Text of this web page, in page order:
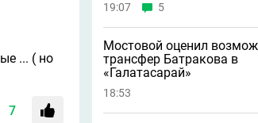
... ( но
7
19:07 5
Мостовой оценил
трансфер Батракова в
«Галатасарай»
18:53